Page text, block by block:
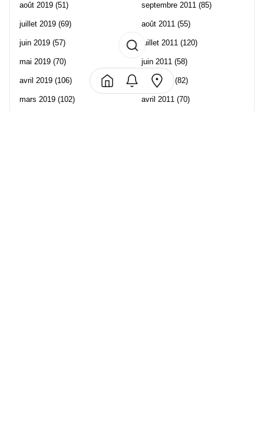
août 2019 (51)
juillet 2019 (69)
juin 2019 (57)
mai 2019 (70)
avril 2019 (106)
mars 2019 (102)
septembre 2011 (85)
août 2011 (55)
juillet 2011 (120)
juin 2011 (58)
mai 2011 (82)
avril 2011 (70)